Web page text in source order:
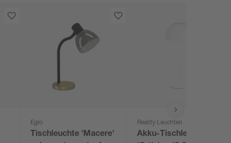
Eglo
Tischleuchte 'Macere'
Reality Leuchten
Akku-Tischleuchte